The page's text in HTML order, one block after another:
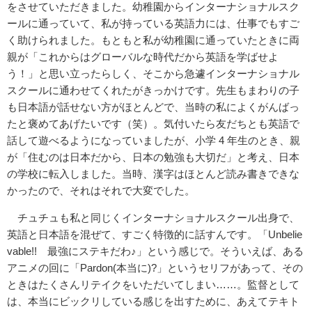
をさせていただきました。幼稚園からインターナショナルスク
ールに通っていて、私が持っている英語力には、仕事でもすご
く助けられました。もともと私が幼稚園に通っていたときに両
親が「これからはグローバルな時代だから英語を学ばせよ
う！」と思い立ったらしく、そこから急遽インターナショナル
スクールに通わせてくれたがきっかけです。先生もまわりの子
も日本語が話せない方がほとんどで、当時の私によくがんばっ
たと褒めてあげたいです（笑）。気付いたら友だちとも英語で
話して遊べるようになっていましたが、小学 4 年生のとき、親
が「住むのは日本だから、日本の勉強も大切だ」と考え、日本
の学校に転入しました。当時、漢字はほとんど読み書きできな
かったので、それはそれで大変でした。
チュチュも私と同じくインターナショナルスクール出身で、
英語と日本語を混ぜて、すごく特徴的に話すんです。「Unbelie
vable!! 最強にステキだわ♪」という感じで。そういえば、ある
アニメの回に「Pardon(本当に)?」というセリフがあって、その
ときはたくさんリテイクをいただいてしまい……。監督として
は、本当にビックリしている感じを出すために、あえてテキト